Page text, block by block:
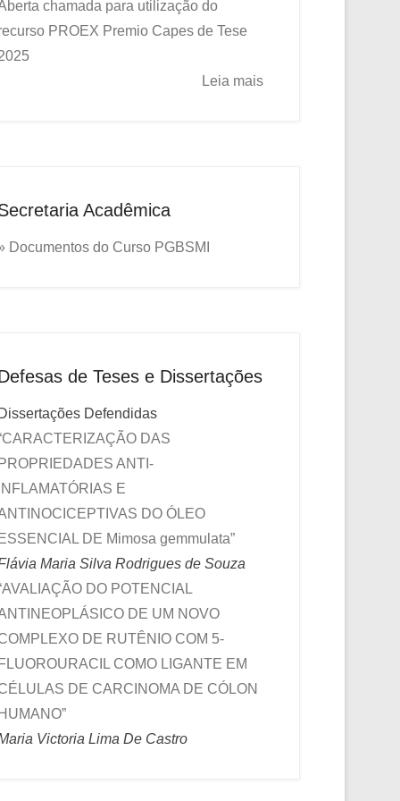
chamada para utilização do
PROEX Premio Capes de Tese
Leia mais
Acadêmica
Documentos do Curso PGBSMI
de Teses e Dissertações
Defendidas
DAS
ANTI-
E
DO ÓLEO
DE Mimosa gemmulata”
Maria Silva Rodrigues de Souza
DO POTENCIAL
DE UM NOVO
DE RUTÊNIO COM 5-
COMO LIGANTE EM
DE CARCINOMA DE CÓLON
Victoria Lima De Castro